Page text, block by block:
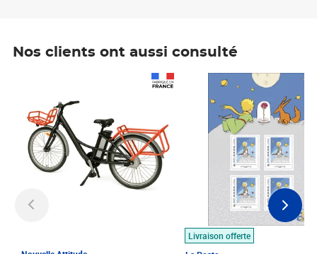
Nos clients ont aussi consulté
Livraison offerte
Prix 7,50€